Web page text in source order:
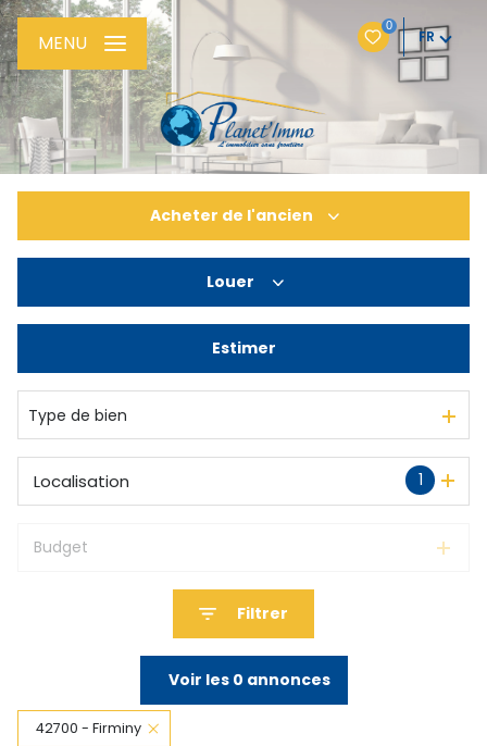
0
FR
MENU
Acheter de l'ancien
De l'immo pro
Louer
Estimer
Type de bien
1
Localisation
Budget
Filtrer
Voir les 0 annonces
42700 - Firminy